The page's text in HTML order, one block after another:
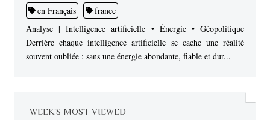
en Français
france
Analyse | Intelligence artificielle • Énergie • Géopolitique
Derrière chaque intelligence artificielle se cache une réalité
souvent oubliée : sans une énergie abondante, fiable et dur...
WEEK'S MOST VIEWED